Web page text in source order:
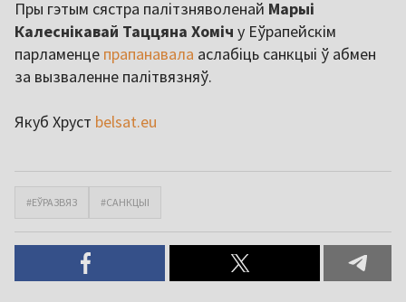
Пры гэтым сястра палітзняволенай Марыі
Калеснікавай Таццяна Хоміч у Еўрапейскім
парламенце прапанавала аслабіць санкцыі ў абмен
за вызваленне палітвязняў.
Якуб Хруст belsat.eu
#ЕЎРАЗВЯЗ #САНКЦЫІ